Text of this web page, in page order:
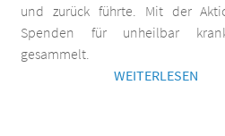
und zurück führte. Mit der
Spenden für unheilbar
gesammelt.
WEITERLESEN